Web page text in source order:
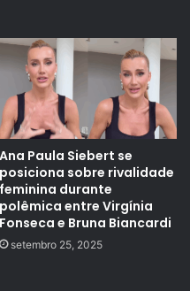
Ana Paula Siebert se
posiciona sobre rivalidade
feminina durante
polêmica entre Virgínia
Fonseca e Bruna Biancardi
setembro 25, 2025